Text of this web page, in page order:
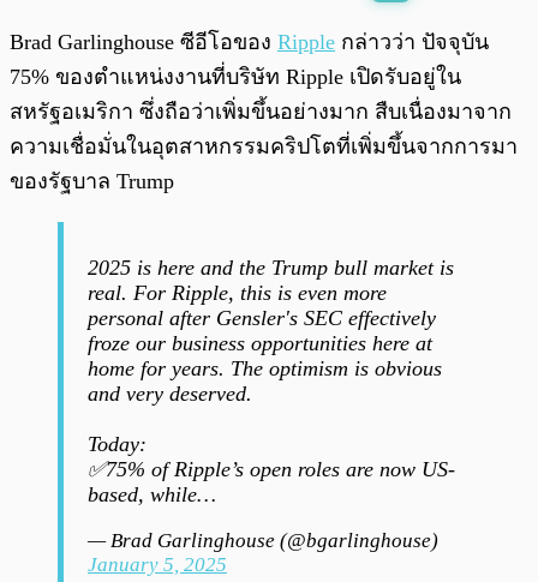
0:00 0:00
Brad Garlinghouse ซีอีโอของ Ripple กล่าวว่า ปัจจุบัน
75% ของตำแหน่งงานที่บริษัท Ripple เปิดรับอยู่ใน
สหรัฐอเมริกา ซึ่งถือว่าเพิ่มขึ้นอย่างมาก สืบเนื่องมาจาก
ความเชื่อมั่นในอุตสาหกรรมคริปโตที่เพิ่มขึ้นจากการมา
ของรัฐบาล Trump
2025 is here and the Trump bull market is
real. For Ripple, this is even more
personal after Gensler's SEC effectively
froze our business opportunities here at
home for years. The optimism is obvious
and very deserved.
Today:
✅75% of Ripple’s open roles are now US-
based, while…
— Brad Garlinghouse (@bgarlinghouse)
January 5, 2025